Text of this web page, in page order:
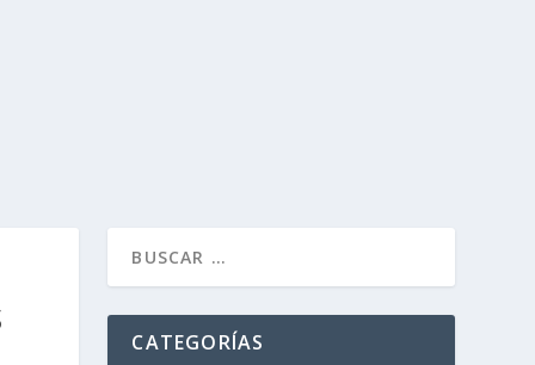
CATEGORÍAS